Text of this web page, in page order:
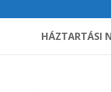
HÁZTARTÁSI